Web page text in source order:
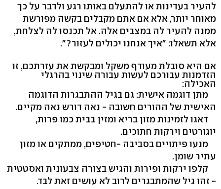
להעיר בעדינות או להתעלם באותו רגע ולדבר על כך
מאוחר יותר, אלא אם אתם מקבלים בקשה מפורשת
ממנה להעיר לה במצבים אלה. אל תכנסו לה לצלחת,
אלא תשאלו: "איך אנחנו יכולים לעזור?".
אם היא סובלת מעודף משקל ומבקשת את עזרתכם, זו
הזדמנות עבורכם לעשות עבורה שינוי בהרגלי
האכילה:
מתן דוגמה אישית: גם בגיל ההתבגרות הדוגמה
האישית של ההורים חשובה - נאה דורש נאה מקיים.
דאגו לזמינות מזון בריא ומזין בבית כמו פרות,
יוגורטים וירקות חתוכים.
מנעו פיתויים בסביבה -חטיפים, ממתקים או מזון
עתיר שומן.
קלפו ירקות ופירות והגיש בצורה צבעונית ואסטטית
- זהו גיל שהמתבגרים לרוב לא עושים זאת לבד.